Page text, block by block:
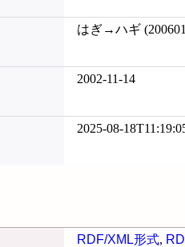
はぎ→ハギ
2002-11-14
2025-08-
RDF/XML形式,